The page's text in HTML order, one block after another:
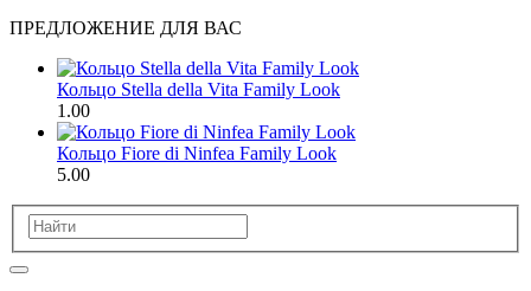
ПРЕДЛОЖЕНИЕ ДЛЯ ВАС
Кольцо Stella della Vita Family Look
1.00
Кольцо Fiore di Ninfea Family Look
5.00